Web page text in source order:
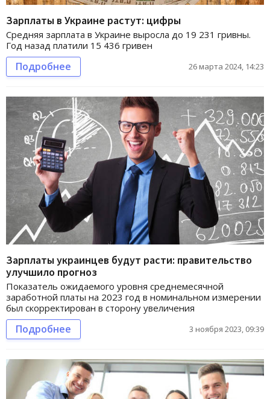
Зарплаты в Украине растут: цифры
Средняя зарплата в Украине выросла до 19 231 гривны.
Год назад платили 15 436 гривен
Подробнее 26 марта 2024, 14:23
Зарплаты украинцев будут расти: правительство
улучшило прогноз
Показатель ожидаемого уровня среднемесячной
заработной платы на 2023 год в номинальном измерении
был скорректирован в сторону увеличения
Подробнее 3 ноября 2023, 09:39